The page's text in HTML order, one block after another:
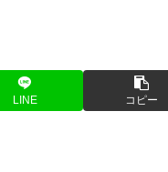
LINE コピー